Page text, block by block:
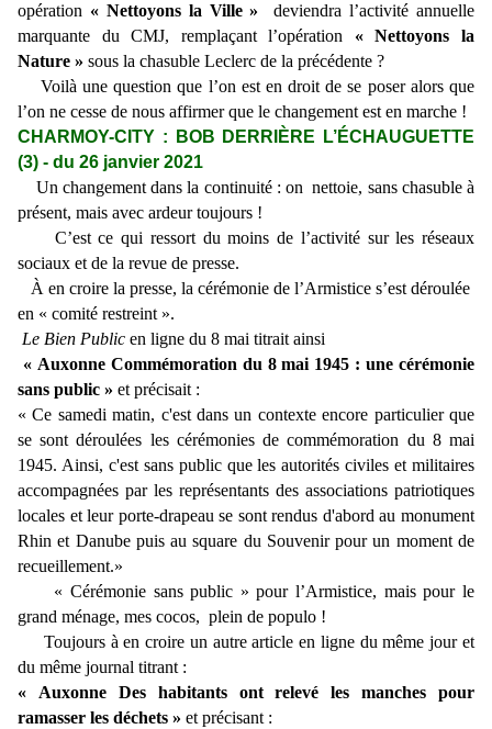
opération « Nettoyons la Ville » deviendra l’activité annuelle
marquante du CMJ, remplaçant l’opération « Nettoyons la
Nature » sous la chasuble Leclerc de la précédente ?
Voilà une question que l’on est en droit de se poser alors que
l’on ne cesse de nous affirmer que le changement est en marche !
CHARMOY-CITY : BOB DERRIÈRE L’ÉCHAUGUETTE
(3) - du 26 janvier 2021
Un changement dans la continuité : on nettoie, sans chasuble à
présent, mais avec ardeur toujours !
C’est ce qui ressort du moins de l’activité sur les réseaux
sociaux et de la revue de presse.
À en croire la presse, la cérémonie de l’Armistice s’est déroulée
en « comité restreint ».
Le Bien Public en ligne du 8 mai titrait ainsi
« Auxonne Commémoration du 8 mai 1945 : une cérémonie
sans public » et précisait :
« Ce samedi matin, c'est dans un contexte encore particulier que
se sont déroulées les cérémonies de commémoration du 8 mai
1945. Ainsi, c'est sans public que les autorités civiles et militaires
accompagnées par les représentants des associations patriotiques
locales et leur porte-drapeau se sont rendus d'abord au monument
Rhin et Danube puis au square du Souvenir pour un moment de
recueillement.»
« Cérémonie sans public » pour l’Armistice, mais pour le
grand ménage, mes cocos, plein de populo !
Toujours à en croire un autre article en ligne du même jour et
du même journal titrant :
« Auxonne Des habitants ont relevé les manches pour
ramasser les déchets » et précisant :